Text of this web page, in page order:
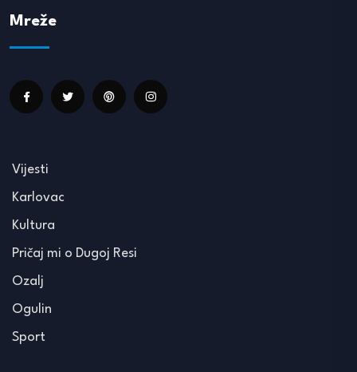
Mreže
Vijesti
Karlovac
Kultura
Pričaj mi o Dugoj Resi
Ozalj
Ogulin
Sport